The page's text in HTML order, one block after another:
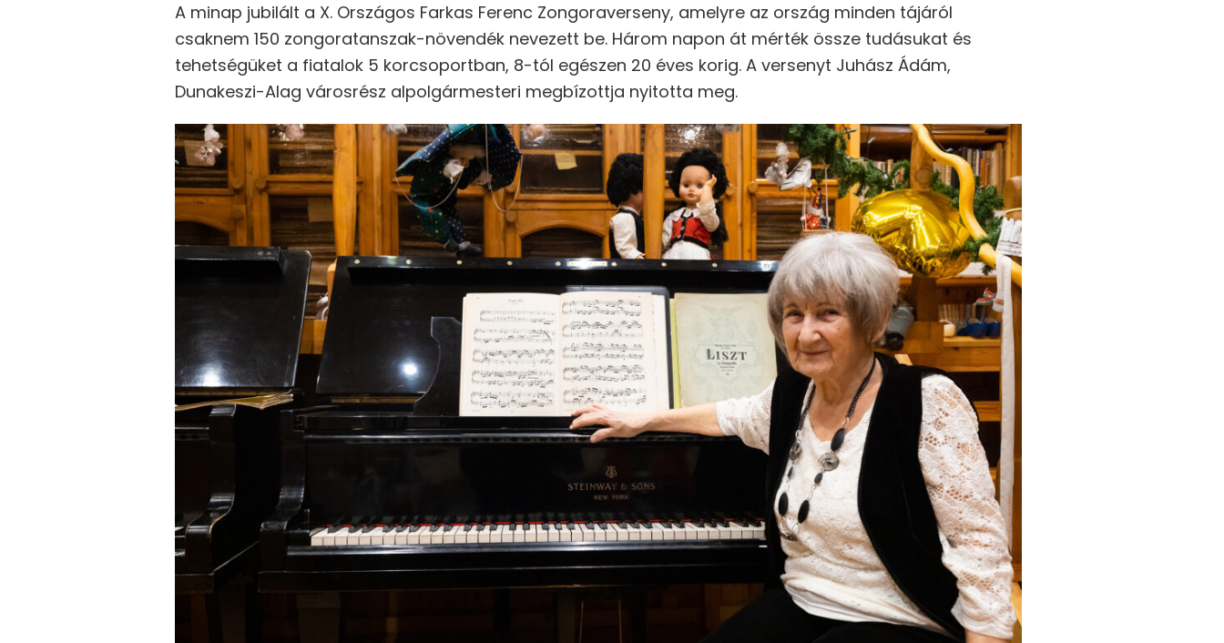
A minap jubilált a X. Országos Farkas Ferenc Zongoraverseny, amelyre az ország minden tájáról
csaknem 150 zongoratanszak-növendék nevezett be. Három napon át mérték össze tudásukat és
tehetségüket a fiatalok 5 korcsoportban, 8-tól egészen 20 éves korig. A versenyt Juhász Ádám,
Dunakeszi-Alag városrész alpolgármesteri megbízottja nyitotta meg.